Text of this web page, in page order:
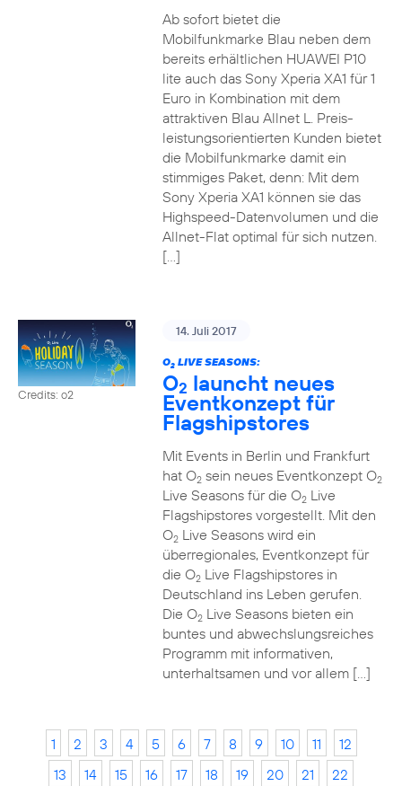
Ab sofort bietet die
Mobilfunkmarke Blau neben dem
bereits erhältlichen HUAWEI P10
lite auch das Sony Xperia XA1 für 1
Euro in Kombination mit dem
attraktiven Blau Allnet L. Preis-
leistungsorientierten Kunden bietet
die Mobilfunkmarke damit ein
stimmiges Paket, denn: Mit dem
Sony Xperia XA1 können sie das
Highspeed-Datenvolumen und die
Allnet-Flat optimal für sich nutzen.
[…]
Credits: o2
14. Juli 2017
O2LIVE SEASONS:
O2 launcht neues
Eventkonzept für
Flagshipstores
Mit Events in Berlin und Frankfurt
hat O2sein neues Eventkonzept O2
Live Seasons für die O2Live
Flagshipstores vorgestellt. Mit den
O2Live Seasons wird ein
überregionales, Eventkonzept für
die O2Live Flagshipstores in
Deutschland ins Leben gerufen.
Die O2Live Seasons bieten ein
buntes und abwechslungsreiches
Programm mit informativen,
unterhaltsamen und vor allem […]
1 2 3 4 5 6 7 8 9 10 11
12
13
14 15 16 17 18 19 20 21
22